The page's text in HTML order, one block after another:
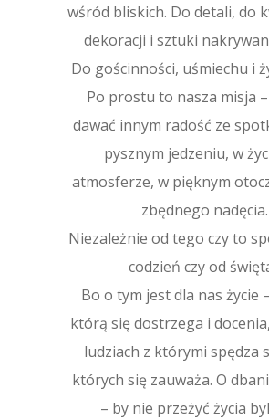
wśród bliskich. Do detali, do
dekoracji i sztuki
Do gościnności, uśmiechu i
Po prostu to nasza misja
dawać innym radość ze
pysznym jedzeniu, w
atmosferze, w pięknym
zbędnego nadęcia.
Niezależnie od tego czy to
codzień czy od
Bo o tym jest dla nas życie
którą się dostrzega i
ludziach z którymi spędza
których się zauważa. O
– by nie przeżyć życia